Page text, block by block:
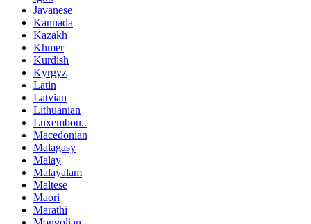
Javanese
Kannada
Kazakh
Khmer
Kurdish
Kyrgyz
Latin
Latvian
Lithuanian
Luxembou..
Macedonian
Malagasy
Malay
Malayalam
Maltese
Maori
Marathi